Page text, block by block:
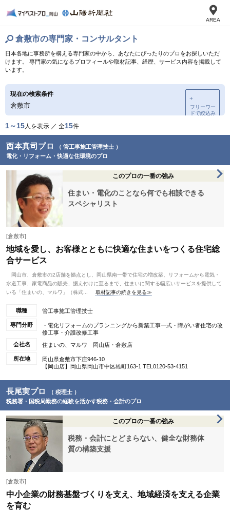
AREA
倉敷市の専門家・コンサルタント
日本各地に事務所を構える専門家の中から、あなたにぴったりのプロをお探しいただ
けます。 専門家の気になるプロフィールや取材記事、経歴、サービス内容を掲載して
います。
現在の検索条件
倉敷市
＋
フリーワー
ドで絞込み
1～15人を表示 ／ 全15件
西本真司プロ
（ 管工事施工管理技士 ）
電化・リフォーム・快適な住環境のプロ
このプロの一番の強み
住まい・電化のことなら何でも相談できる
スペシャリスト
[倉敷市]
地域を愛し、お客様とともに快適な住まいをつくる住宅総
合サービス
岡山市、倉敷市の2店舗を拠点とし、岡山県南一帯で住宅の増改築、リフォームから電気・
水道工事、家電商品の販売、据え付けに至るまで、住まいに関する幅広いサービスを提供して
いる「住まいの、マルワ」（株式...
取材記事の続きを見る≫
職種 管工事施工管理技士
専門分野
・電化リフォームのプランニングから新築工事一式・障がい者住宅の改
修工事・介護改修工事
会社名
住まいの、マルワ 岡山店・倉敷店
所在地
岡山県倉敷市下庄946-10
【岡山店】岡山県岡山市中区雄町163-1 TEL0120-53-4151
長尾実プロ
（ 税理士 ）
税務署・国税局勤務の経験を活かす税務・会計のプロ
このプロの一番の強み
税務・会計にとどまらない、健全な財務体
質の構築支援
[倉敷市]
中小企業の財務基盤づくりを支え、地域経済を支える企業
を育む